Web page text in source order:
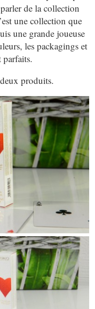
de la collection
une collection que
une grande joueuse
les packagings et
parfaits.
produits.